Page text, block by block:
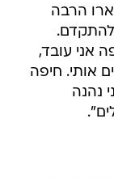
הרבה
אני עובד,
אותי. חיפה
נהנה